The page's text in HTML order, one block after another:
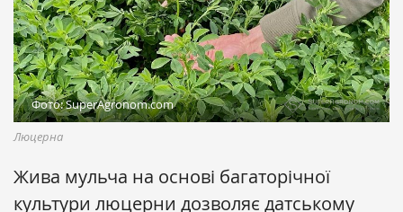
Фото: SuperAgronom.com
Люцерна
Жива мульча на основі багаторічної
культури люцерни дозволяє датському